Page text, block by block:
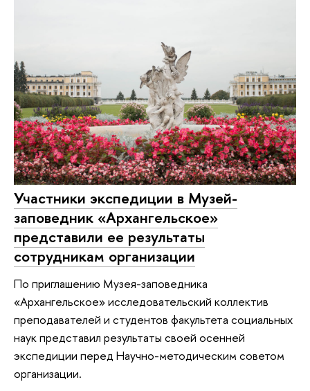
Участники экспедиции в Музей-
заповедник «Архангельское»
представили ее результаты
сотрудникам организации
По приглашению Музея-заповедника
«Архангельское» исследовательский коллектив
преподавателей и студентов факультета социальных
наук представил результаты своей осенней
экспедиции перед Научно-методическим советом
организации.